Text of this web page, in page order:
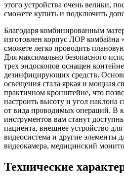
этого устройства очень велики,
сможете купить и подключить
Благодаря комбинированным
изготовлен корпус ЛОР комбайна
сможете легко проводить
Для максимально безопасного
трех эндоскопов оснащен
дезинфицирующих средств.
освещения стала яркая и мощная
практичном кронштейне, что
настроить высоту и угол наклона
от вида проводимых операций. В
инструментов вам станут
пациента, внешнее устройство
видеосистема и другие элементы
видеокамера, медицинский
Технические